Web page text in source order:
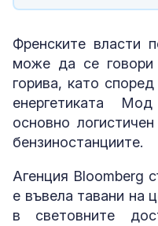
Френските власти
може да се говори
горива, като
енергетиката
основно
бензиностанциите.
Агенция Bloomberg
е въвела тавани на
в световните